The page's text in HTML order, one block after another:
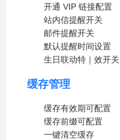
开通 VIP 链接配置
站内信提醒开关
邮件提醒开关
默认提醒时间设置
生日联动特｜效开关
缓存管理
缓存有效期可配置
缓存前缀可配置
一键清空缓存